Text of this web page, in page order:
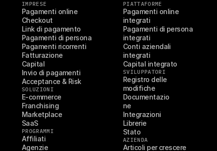
IMPRESE
Pagamenti online
Checkout
Link di pagamento
Pagamenti di persona
Pagamenti ricorrenti
Fatturazione
Capital
Invio di pagamenti
Acceptance & Risk
SOLUZIONI
E-commerce
Franchising
Marketplace
SaaS
PROGRAMMI
Affiliati
Agenzie
PIATTAFORME
Pagamenti online
integrati
Pagamenti di persona
integrati
Conti aziendali
integrati
Capital integrato
SVILUPPATORI
Registro delle
modifiche
Documentazio
ne
Integrazioni
Librerie
Stato
AZIENDA
Articoli per crescere